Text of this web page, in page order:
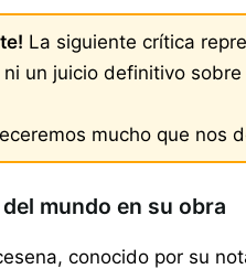
La siguiente crítica
ni un juicio definitivo
mucho que nos
mundo en su obra
conocido por su